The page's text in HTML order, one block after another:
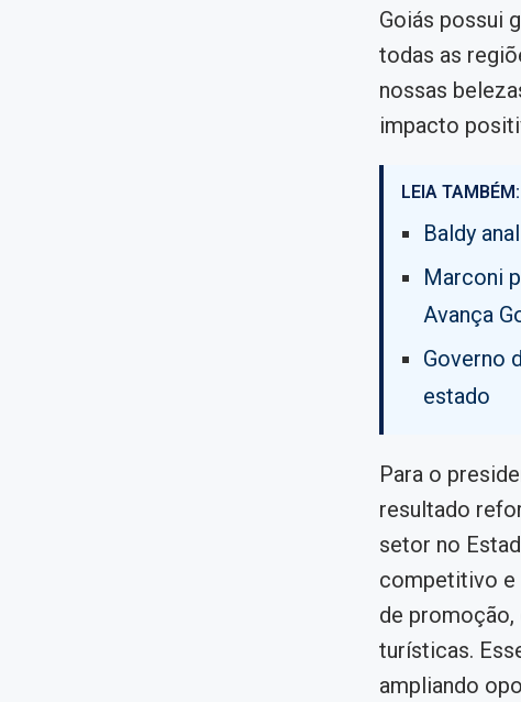
Goiás possui
todas as
nossas
impacto
LEIA TAMBÉM:
Baldy
Marconi
Avança
Governo
estado
Para o
resultado
setor no
competitivo e
de
turísticas.
ampliando